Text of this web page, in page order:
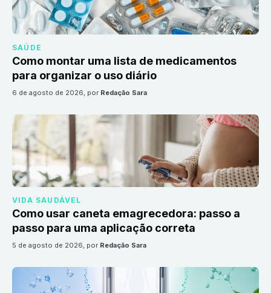
SAÚDE
Como montar uma lista de medicamentos
para organizar o uso diário
6 de agosto de 2026, por Redação Sara
VIDA SAUDÁVEL
Como usar caneta emagrecedora: passo a
passo para uma aplicação correta
5 de agosto de 2026, por Redação Sara